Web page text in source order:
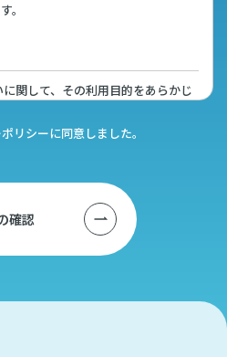
。
関して、その利用目的をあらかじ
取得の際に示した利用目的範囲外
部に委託する場合は、個人情報を
られる委託先を選定し、契約などに
人情報の安全管理、秘密保持等、適
リシーに同意しました。
確認